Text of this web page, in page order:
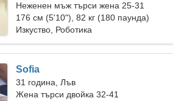
Неженен мъж търси жена 25-31
176 см (5'10"), 82 кг (180 паунда)
Изкуство, Роботика
Sofia
31 година, Лъв
Жена търси двойка 32-41